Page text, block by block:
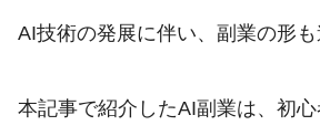
AI技術の発展に伴い、副業の形も
本記事で紹介したAI副業は、初